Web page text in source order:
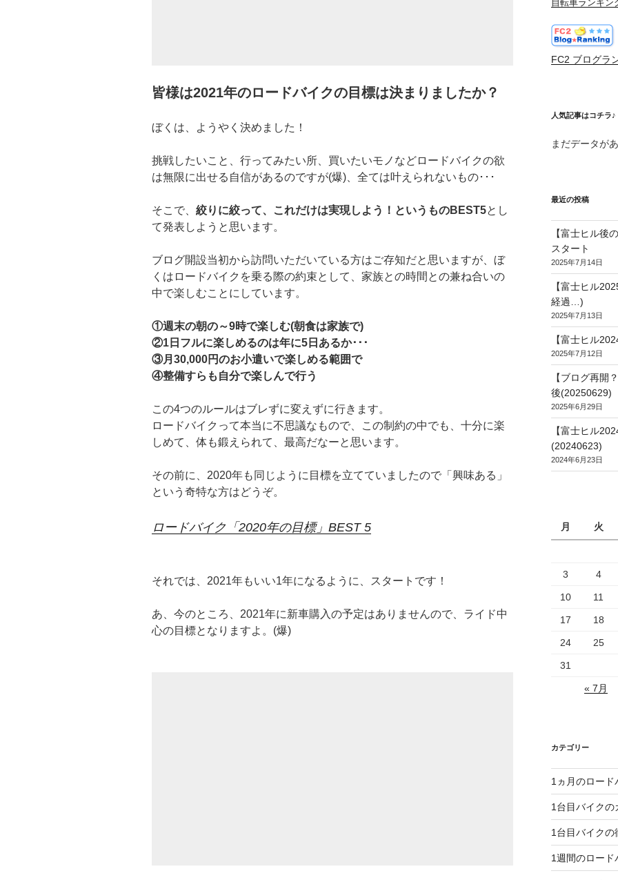
皆様は2021年のロードバイクの目標は決まりましたか？
ぼくは、ようやく決めました！
挑戦したいこと、行ってみたい所、買いたいモノなどロードバイクの欲
は無限に出せる自信があるのですが(爆)、全ては叶えられないもの･･･
そこで、 絞りに絞って、これだけは実現しよう！というものBEST5とし
て発表しようと思います。
ブログ開設当初から訪問いただいている方はご存知だと思いますが、ぼ
くはロードバイクを乗る際の約束として、家族との時間との兼ね合いの
中で楽しむことにしています。
①週末の朝の～9時で楽しむ(朝食は家族で)
②1日フルに楽しめるのは年に5日あるか･･･
③月30,000円のお小遣いで楽しめる範囲で
④整備すらも自分で楽しんで行う
この4つのルールはブレずに変えずに行きます。
ロードバイクって本当に不思議なもので、この制約の中でも、十分に楽
しめて、体も鍛えられて、最高だなーと思います。
その前に、2020年も同じように目標を立てていましたので「興味ある」
という奇特な方はどうぞ。
ロードバイク「2020年の目標」BEST 5
それでは、2021年もいい1年になるように、スタートです！
あ、今のところ、2021年に新車購入の予定はありませんので、ライド中
心の目標となりますよ。(爆)
自転車ランキン
FC2 ブログラ
人気記事はコチラ♪
まだデータが
最近の投稿
【富士ヒル後
スタート
2025年7月14日
【富士ヒル
経過…)
2025年7月13日
【富士ヒル
2025年7月12日
【ブログ再開
後(20250629)
2025年6月29日
【富士ヒル
(20240623)
2024年6月23日
月 火
3 4
10 11
17 18
24 25
31
« 7月
カテゴリー
1ヵ月のロード
1台目バイクの
1台目バイクの
1週間のロード